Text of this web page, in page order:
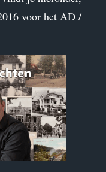
voor het AD /